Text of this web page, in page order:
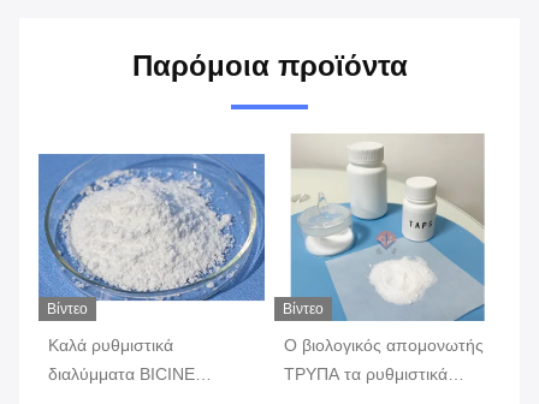
Παρόμοια προϊόντα
Βίντεο
Καλά ρυθμιστικά
διαλύμματα BICINE
Βίντεο
Ο βιολογικός απομονωτής
ΤΡΥΠΑ τα ρυθμιστικά